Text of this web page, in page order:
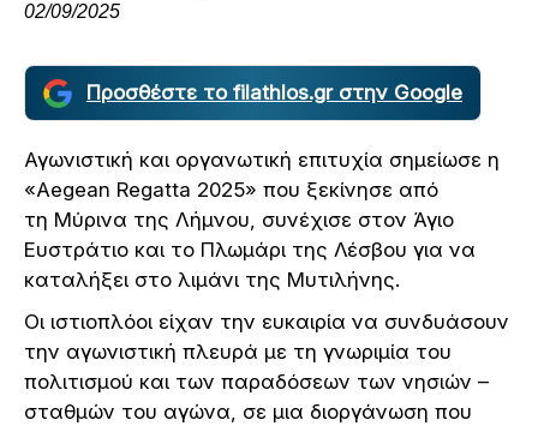
02/09/2025
Προσθέστε το filathlos.gr στην Google
Αγωνιστική και οργανωτική επιτυχία σημείωσε η
«Aegean Regatta 2025» που ξεκίνησε από
τη Μύρινα της Λήμνου, συνέχισε στον Άγιο
Ευστράτιο και το Πλωμάρι της Λέσβου για να
καταλήξει στο λιμάνι της Μυτιλήνης.
Οι ιστιοπλόοι είχαν την ευκαιρία να συνδυάσουν
την αγωνιστική πλευρά με τη γνωριμία του
πολιτισμού και των παραδόσεων των νησιών –
σταθμών του αγώνα, σε μια διοργάνωση που